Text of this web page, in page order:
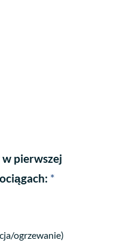
w pierwszej
*
ogrzewanie)